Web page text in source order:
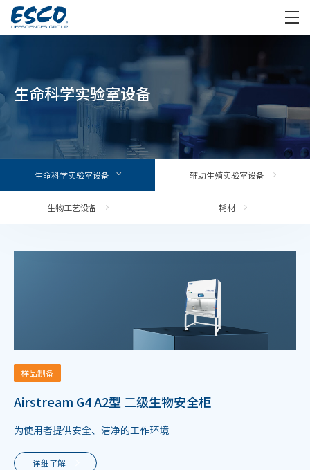
生命科学实验室设备
生命科学实验室设备 辅助生殖实验室设备
生物工艺设备 耗材
样品制备
Airstream G4 A2型 二级生物安全柜
为使用者提供安全、洁净的工作环境
详细了解